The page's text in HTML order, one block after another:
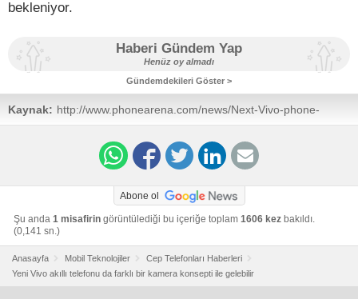
bekleniyor.
Haberi Gündem Yap
Henüz oy almadı
Gündemdekileri Göster >
Kaynak: http://www.phonearena.com/news/Next-Vivo-phone-
might-come-with-a-11.7-20.2MP-sensor-and-a-Nikon-
Abone ol
Şu anda 1 misafirin görüntülediği bu içeriğe toplam 1606 kez bakıldı.
(0,141 sn.)
Anasayfa Mobil Teknolojiler
Cep Telefonları Haberleri
Yeni Vivo akıllı telefonu da farklı bir kamera konsepti ile gelebilir